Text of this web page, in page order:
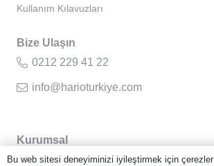
Kullanım Kılavuzları
Bize Ulaşın
0212 229 41 22
info@harioturkiye.com
Kurumsal
Hakkımızda
Bu web sitesi deneyiminizi iyileştirmek için çerezler